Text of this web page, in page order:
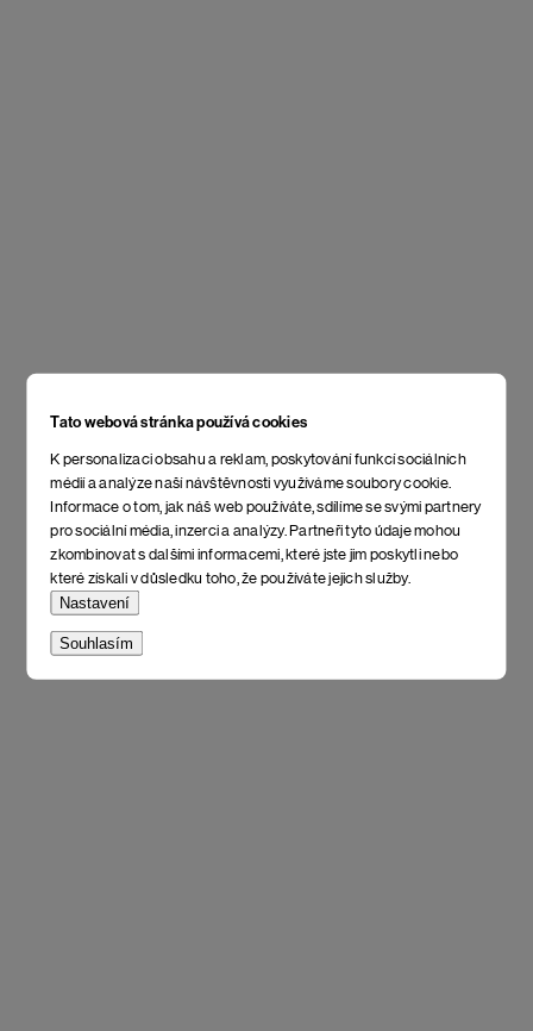
Tato webová stránka používá cookies
K personalizaci obsahu a reklam, poskytování funkcí sociálních
médií a analýze naší návštěvnosti využíváme soubory cookie.
Informace o tom, jak náš web používáte, sdílíme se svými partnery
pro sociální média, inzerci a analýzy. Partneři tyto údaje mohou
zkombinovat s dalšími informacemi, které jste jim poskytli nebo
které získali v důsledku toho, že používáte jejich služby.
Nastavení
Souhlasím